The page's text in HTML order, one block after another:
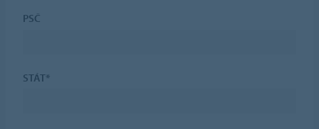
PSČ
STÁT*